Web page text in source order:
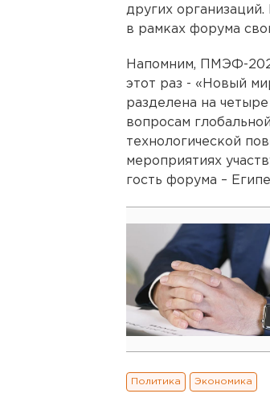
других
в рамках форума
Напомним, ПМЭФ-
этот раз - «Новый
разделена на
вопросам
технологической
мероприятиях
гость форума –
Политика Экономика